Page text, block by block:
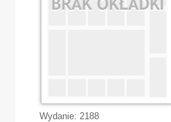
Wydanie: 2188